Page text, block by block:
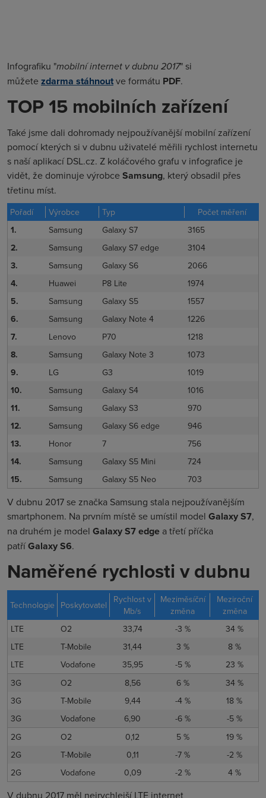
Infografiku "mobilní internet v dubnu 2017" si
můžete zdarma stáhnoutve formátu PDF.
TOP 15 mobilních zařízení
Také jsme dali dohromady nejpoužívanější mobilní zařízení
pomocí kterých si v dubnu uživatelé měřili rychlost internetu
s naší aplikací DSL.cz. Z koláčového grafu v infografice je
vidět, že dominuje výrobce Samsung, který obsadil přes
třetinu míst.
Pořadí Výrobce Typ
Počet měření
1.
Samsung Galaxy S7
3165
2.
Samsung Galaxy S7 edge
3104
3.
Samsung Galaxy S6
2066
4.
Huawei P8 Lite
1974
5.
Samsung Galaxy S5
1557
6.
Samsung Galaxy Note 4
1226
7.
Lenovo P70
1218
8.
Samsung Galaxy Note 3
1073
9.
LG G3
1019
10.
Samsung Galaxy S4
1016
11.
Samsung Galaxy S3
970
12.
Samsung Galaxy S6 edge
946
13.
Honor 7
756
14.
Samsung Galaxy S5 Mini
724
15.
Samsung Galaxy S5 Neo 703
V dubnu 2017 se značka Samsung stala nejpoužívanějším
smartphonem. Na prvním místě se umístil model Galaxy S7,
na druhém je model GalaxyS7 edge a třetí příčka
patříGalaxy S6.
Naměřené rychlosti v dubnu
Technologie Poskytovatel
Rychlost v
Mb/s
Meziměsíční
změna
Meziroční
změna
LTE
O2 33,74 -3 %
34 %
LTE
T-Mobile 31,44 3 %
8 %
LTE
Vodafone 35,95 -5 %
23 %
3G
O2 8,56 6 %
34 %
3G
T-Mobile 9,44 -4 %
18 %
3G
Vodafone 6,90 -6 %
-5 %
2G
O2 0,12 5 %
19 %
2G
T-Mobile 0,11 -7 %
-2 %
2G
Vodafone 0,09 -2 % 4 %
V dubnu 2017 měl nejrychlejší LTE internet